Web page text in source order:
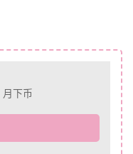
月下币